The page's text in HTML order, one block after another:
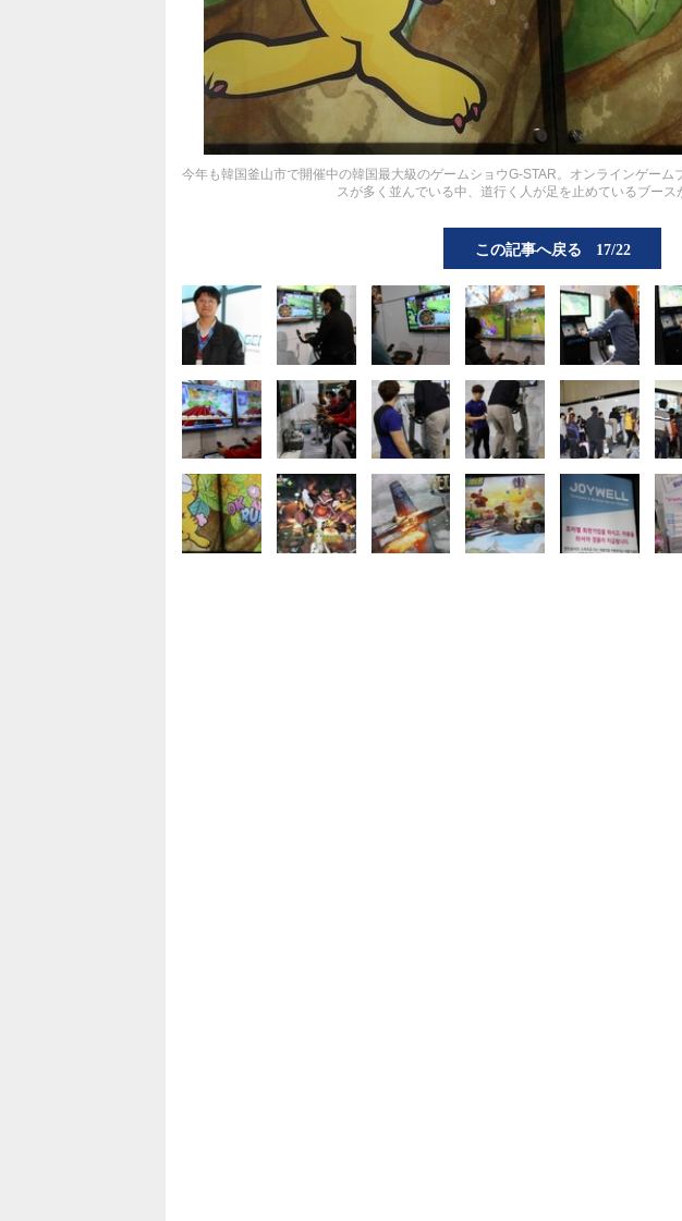
今年も韓国釜山市で開催中の韓国最大級のゲームショウG-STAR。オンラインゲー
スが多く並んでいる中、道行く人が足を止めているブース
この記事へ戻る 17/22